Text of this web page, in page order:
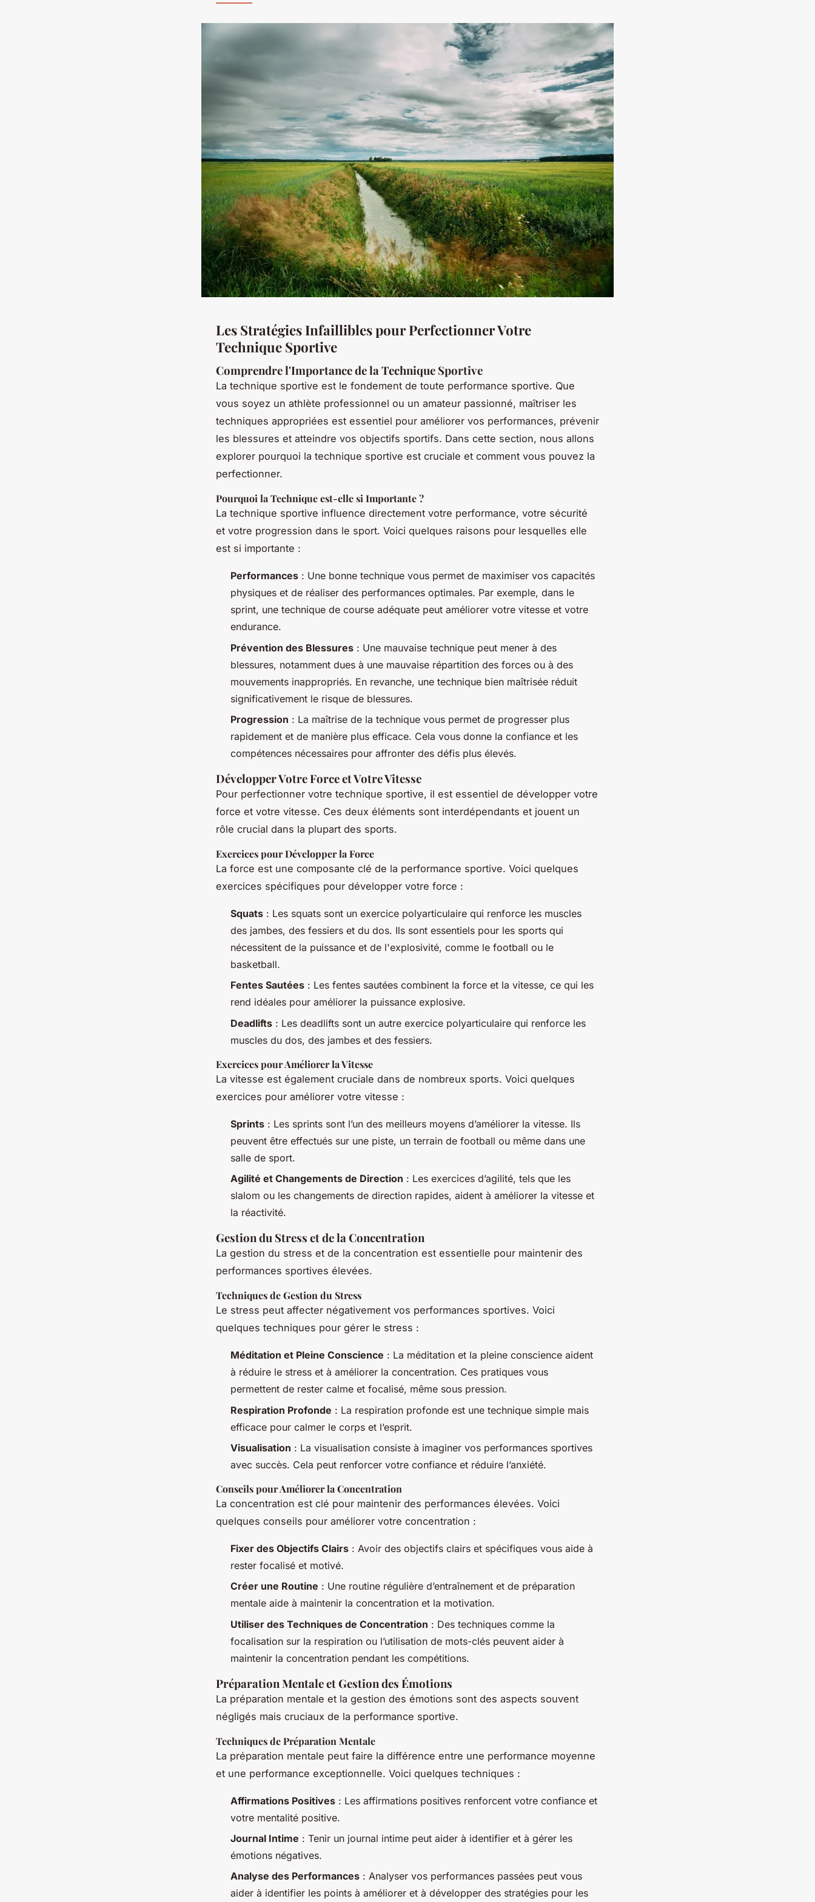
Les Stratégies Infaillibles pour Perfectionner Votre
Technique Sportive
Comprendre l'Importance de la Technique Sportive
La technique sportive est le fondement de toute performance sportive. Que
vous soyez un athlète professionnel ou un amateur passionné, maîtriser les
techniques appropriées est essentiel pour améliorer vos performances, prévenir
les blessures et atteindre vos objectifs sportifs. Dans cette section, nous allons
explorer pourquoi la technique sportive est cruciale et comment vous pouvez la
perfectionner.
Pourquoi la Technique est-elle si Importante ?
La technique sportive influence directement votre performance, votre sécurité
et votre progression dans le sport. Voici quelques raisons pour lesquelles elle
est si importante :
Performances : Une bonne technique vous permet de maximiser vos capacités
physiques et de réaliser des performances optimales. Par exemple, dans le
sprint, une technique de course adéquate peut améliorer votre vitesse et votre
endurance.
Prévention des Blessures : Une mauvaise technique peut mener à des
blessures, notamment dues à une mauvaise répartition des forces ou à des
mouvements inappropriés. En revanche, une technique bien maîtrisée réduit
significativement le risque de blessures.
Progression : La maîtrise de la technique vous permet de progresser plus
rapidement et de manière plus efficace. Cela vous donne la confiance et les
compétences nécessaires pour affronter des défis plus élevés.
Développer Votre Force et Votre Vitesse
Pour perfectionner votre technique sportive, il est essentiel de développer votre
force et votre vitesse. Ces deux éléments sont interdépendants et jouent un
rôle crucial dans la plupart des sports.
Exercices pour Développer la Force
La force est une composante clé de la performance sportive. Voici quelques
exercices spécifiques pour développer votre force :
Squats : Les squats sont un exercice polyarticulaire qui renforce les muscles
des jambes, des fessiers et du dos. Ils sont essentiels pour les sports qui
nécessitent de la puissance et de l'explosivité, comme le football ou le
basketball.
Fentes Sautées : Les fentes sautées combinent la force et la vitesse, ce qui les
rend idéales pour améliorer la puissance explosive.
Deadlifts : Les deadlifts sont un autre exercice polyarticulaire qui renforce les
muscles du dos, des jambes et des fessiers.
Exercices pour Améliorer la Vitesse
La vitesse est également cruciale dans de nombreux sports. Voici quelques
exercices pour améliorer votre vitesse :
Sprints : Les sprints sont l’un des meilleurs moyens d’améliorer la vitesse. Ils
peuvent être effectués sur une piste, un terrain de football ou même dans une
salle de sport.
Agilité et Changements de Direction : Les exercices d’agilité, tels que les
slalom ou les changements de direction rapides, aident à améliorer la vitesse et
la réactivité.
Gestion du Stress et de la Concentration
La gestion du stress et de la concentration est essentielle pour maintenir des
performances sportives élevées.
Techniques de Gestion du Stress
Le stress peut affecter négativement vos performances sportives. Voici
quelques techniques pour gérer le stress :
Méditation et Pleine Conscience : La méditation et la pleine conscience aident
à réduire le stress et à améliorer la concentration. Ces pratiques vous
permettent de rester calme et focalisé, même sous pression.
Respiration Profonde : La respiration profonde est une technique simple mais
efficace pour calmer le corps et l’esprit.
Visualisation : La visualisation consiste à imaginer vos performances sportives
avec succès. Cela peut renforcer votre confiance et réduire l’anxiété.
Conseils pour Améliorer la Concentration
La concentration est clé pour maintenir des performances élevées. Voici
quelques conseils pour améliorer votre concentration :
Fixer des Objectifs Clairs : Avoir des objectifs clairs et spécifiques vous aide à
rester focalisé et motivé.
Créer une Routine : Une routine régulière d’entraînement et de préparation
mentale aide à maintenir la concentration et la motivation.
Utiliser des Techniques de Concentration : Des techniques comme la
focalisation sur la respiration ou l’utilisation de mots-clés peuvent aider à
maintenir la concentration pendant les compétitions.
Préparation Mentale et Gestion des Émotions
La préparation mentale et la gestion des émotions sont des aspects souvent
négligés mais cruciaux de la performance sportive.
Techniques de Préparation Mentale
La préparation mentale peut faire la différence entre une performance moyenne
et une performance exceptionnelle. Voici quelques techniques :
Affirmations Positives : Les affirmations positives renforcent votre confiance et
votre mentalité positive.
Journal Intime : Tenir un journal intime peut aider à identifier et à gérer les
émotions négatives.
Analyse des Performances : Analyser vos performances passées peut vous
aider à identifier les points à améliorer et à développer des stratégies pour les